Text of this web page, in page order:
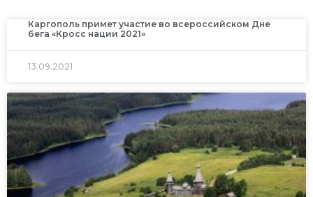
Каргополь примет участие во всероссийском Дне
бега «Кросс нации 2021»
13.09.2021